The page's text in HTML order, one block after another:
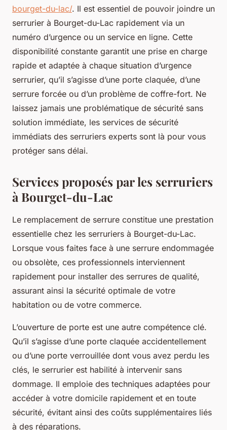
bourget-du-lac/. Il est essentiel de pouvoir joindre un
serrurier à Bourget-du-Lac rapidement via un
numéro d’urgence ou un service en ligne. Cette
disponibilité constante garantit une prise en charge
rapide et adaptée à chaque situation d’urgence
serrurier, qu’il s’agisse d’une porte claquée, d’une
serrure forcée ou d’un problème de coffre-fort. Ne
laissez jamais une problématique de sécurité sans
solution immédiate, les services de sécurité
immédiats des serruriers experts sont là pour vous
protéger sans délai.
Services proposés par les serruriers
à Bourget-du-Lac
Le remplacement de serrure constitue une prestation
essentielle chez les serruriers à Bourget-du-Lac.
Lorsque vous faites face à une serrure endommagée
ou obsolète, ces professionnels interviennent
rapidement pour installer des serrures de qualité,
assurant ainsi la sécurité optimale de votre
habitation ou de votre commerce.
L’ouverture de porte est une autre compétence clé.
Qu’il s’agisse d’une porte claquée accidentellement
ou d’une porte verrouillée dont vous avez perdu les
clés, le serrurier est habilité à intervenir sans
dommage. Il emploie des techniques adaptées pour
accéder à votre domicile rapidement et en toute
sécurité, évitant ainsi des coûts supplémentaires liés
à des réparations.